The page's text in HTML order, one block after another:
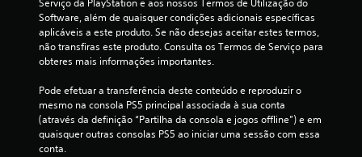
i
m
o
d
Serviço da PlayStation e aos nossos Termos de Utilização do
Software, além de quaisquer condições adicionais específicas
aplicáveis a este produto. Se não desejas aceitar estes termos,
não transfiras este produto. Consulta os Termos de Serviço para
obteres mais informações importantes.
Pode efetuar a transferência deste conteúdo e reproduzir o
mesmo na consola PS5 principal associada à sua conta
(através da definição “Partilha da consola e jogos offline”) e em
quaisquer outras consolas PS5 ao iniciar uma sessão com essa
conta.